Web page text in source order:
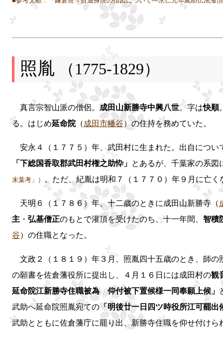
照胤（1775-1829）
真言宗智山派の僧侶。 成田山新勝寺中興八世。字は快順
る。はじめ延命院（ 成田市幡谷）の住持を務めていた。
安永４（１７７５）年、武田村に生まれた。出自につい
「下総国香取郡武田村権之助忰」 とあるが、千葉家の系図
末葉考」） 。ただ、紀胤は明和７（１７７０）年９月に亡
天明６（１７８６）年、十二歳のときに成田山新勝寺（
主 ・ 弘基僧正のもとで灌頂を受けたのち、十一年間、 智積
谷）の住職となった。
文政２（１８１９）年３月、照胤四十五歳のとき、師の
の願書を佐倉藩役所に提出し、４月１６日には成田村の観
延命院江新勝寺住職被為 仰付被下置候様一同奉願上候」
武助へ延命院照胤宛ての「明後廿一日四ツ時役所江可罷出
武助とともに佐倉藩庁に罷り出、新勝寺住職を仰せ付けら